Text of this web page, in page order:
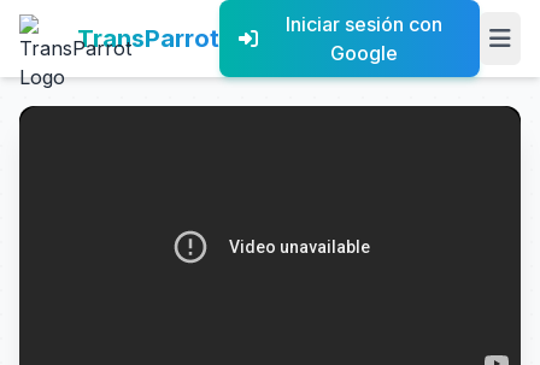
TransParrot
Iniciar sesión con
Google